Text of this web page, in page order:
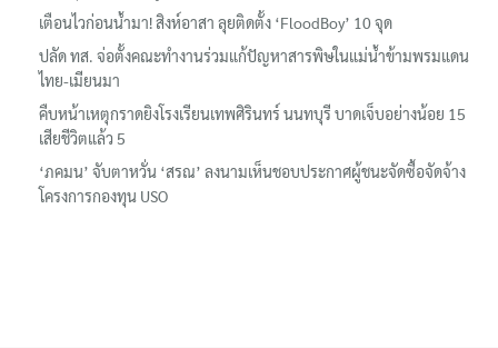
เตือนไวก่อนน้ำมา! สิงห์อาสา ลุยติดตั้ง ‘FloodBoy’ 10 จุด
ปลัด ทส. จ่อตั้งคณะทำงานร่วมแก้ปัญหาสารพิษในแม่น้ำข้ามพรมแดน
ไทย-เมียนมา
คืบหน้าเหตุกราดยิงโรงเรียนเทพศิรินทร์ นนทบุรี บาดเจ็บอย่างน้อย 15
เสียชีวิตแล้ว 5
‘ภคมน’ จับตาหวั่น ‘สรณ’ ลงนามเห็นชอบประกาศผู้ชนะจัดซื้อจัดจ้าง
โครงการกองทุน USO